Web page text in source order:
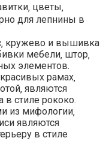
цветы‚
для лепнины в
кружево и вышивка
мебели‚ штор‚
элементов.
рамах‚
являются
стиле рококо.
из мифологии‚
являются
в стиле